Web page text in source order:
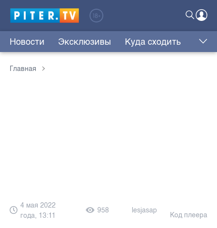
Новости Эксклюзивы Куда сходить
Главная
4 мая 2022
года, 13:11
958 lesjasap
Код плеера